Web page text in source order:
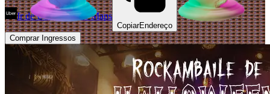
Ir de Uber Abrir Maps
CopiarEndereço
Comprar Ingressos